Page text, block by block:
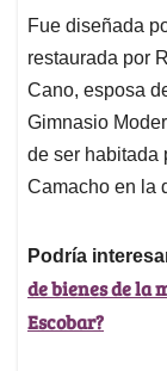
Fue diseñada
restaurada por
Cano, esposa
Gimnasio
de ser habitada
Camacho en la
Podría
de bienes de la
Escobar?